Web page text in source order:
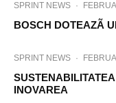
SPRINT NEWS ·
BOSCH DOTEAZÃ
SPRINT NEWS ·
INOVAREA